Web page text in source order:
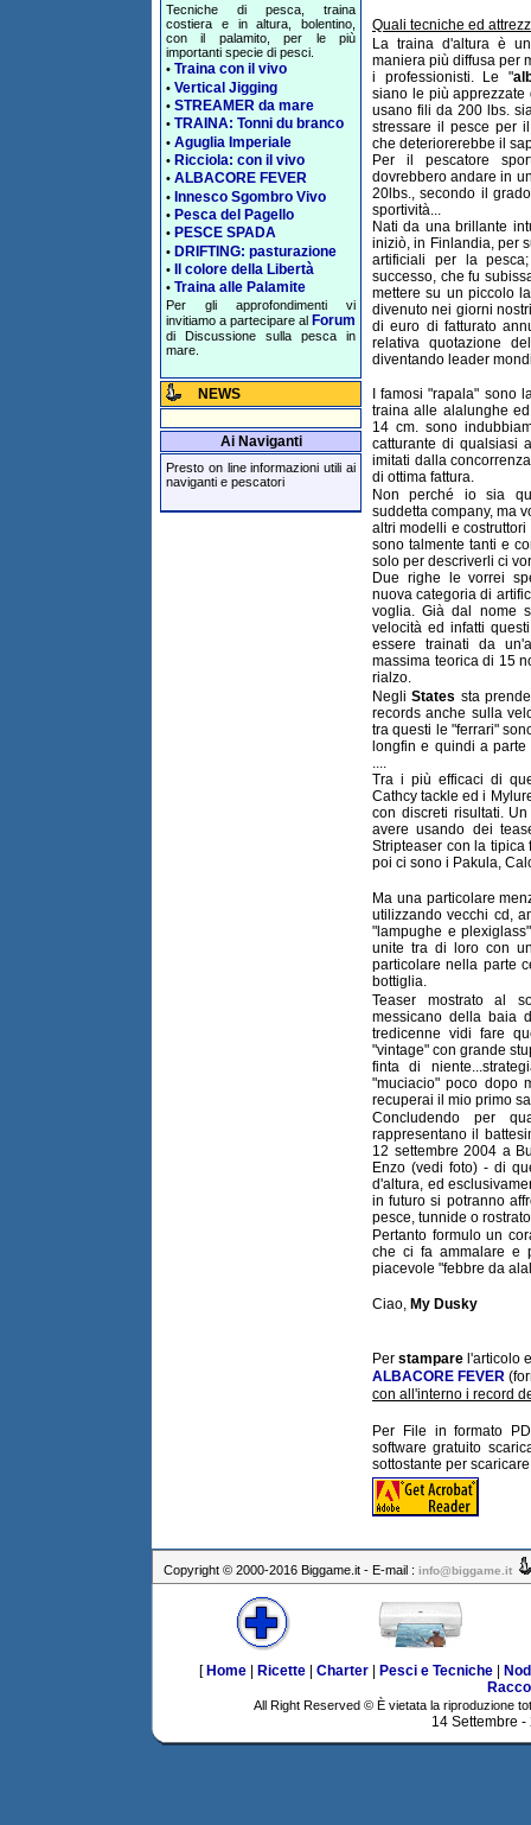
Tecniche di pesca, traina
costiera e in altura, bolentino,
con il palamito, per le più
importanti specie di pesci.
• Traina con il vivo
• Vertical Jigging
• STREAMER da mare
• TRAINA: Tonni du branco
• Aguglia Imperiale
• Ricciola: con il vivo
• ALBACORE FEVER
• Innesco Sgombro Vivo
• Pesca del Pagello
• PESCE SPADA
• DRIFTING: pasturazione
• Il colore della Libertà
• Traina alle Palamite
Per gli approfondimenti vi
invitiamo a partecipare al Forum
di Discussione sulla pesca in
mare.
NEWS
Ai Naviganti
Presto on line informazioni utili ai
naviganti e pescatori
Quali tecniche ed
La traina d'altura è
maniera più diffusa per
i professionisti. Le "
siano le più
usano fili da 200 lbs.
stressare il pesce per
che deteriorerebbe il
Per il pescatore
dovrebbero andare in
20lbs., secondo il
sportività...
Nati da una brillante
iniziò, in Finlandia, per
artificiali per la
successo, che fu
mettere su un piccolo
divenuto nei giorni
di euro di fatturato
relativa quotazione
diventando leader
I famosi "rapala" sono
traina alle alalunghe
14 cm. sono
catturante di qualsiasi
imitati dalla
di ottima fattura.
Non perché io sia
suddetta company, ma
altri modelli e
sono talmente tanti e
solo per descriverli ci
Due righe le vorrei
nuova categoria di
voglia. Già dal nome
velocità ed infatti
essere trainati da
massima teorica di 15
rialzo.
NegliStates sta
records anche sulla
tra questi le "ferrari"
longfin e quindi a
Tra i più efficaci di
Cathcy tackle ed i
con discreti risultati.
avere usando dei
Stripteaser con la tipica
poi ci sono i Pakula,
Ma una particolare
utilizzando vecchi cd,
"lampughe e
unite tra di loro con
particolare nella parte
bottiglia.
Teaser mostrato al
messicano della baia
tredicenne vidi fare
"vintage" con grande
finta di
"muciacio" poco dopo
recuperai il mio primo
Concludendo per
rappresentano il
12 settembre 2004 a
Enzo (vedi foto) - di
d'altura, ed
in futuro si potranno
pesce, tunnide o
Pertanto formulo un
che ci fa ammalare e
piacevole "febbre da
Ciao, My Dusky
Per stampare l'articolo
ALBACORE FEVER
con all'interno i record
Per File in formato
software gratuito
sottostante per
Copyright © 2000-2016 Biggame.it - E-mail : info@biggame.it
[ Home| Ricette| Charter| Pesci e Tecniche|
All Right Reserved © È vietata la riproduzione
14 Settembre